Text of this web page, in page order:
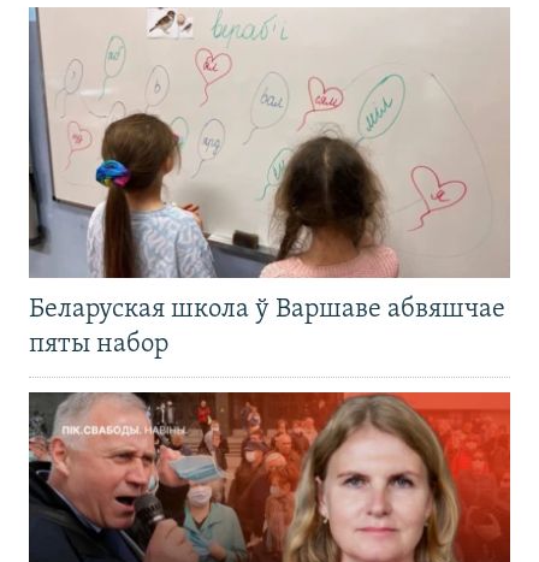
Беларуская школа ў Варшаве абвяшчае
пяты набор